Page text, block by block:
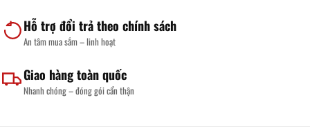
Hỗ trợ đổi trả theo chính sách
An tâm mua sắm – linh hoạt
Giao hàng toàn quốc
Nhanh chóng – đóng gói cẩn thận